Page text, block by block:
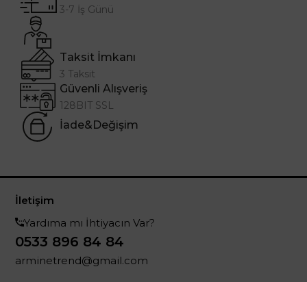
3-7 İş Günü
Taksit İmkanı
3 Taksit
Güvenli Alışveriş
128BIT SSL
İade&Değişim
İletişim
Yardıma mı İhtiyacın Var?
0533 896 84 84
arminetrend@gmail.com